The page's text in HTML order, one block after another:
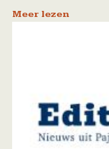
Meer lezen